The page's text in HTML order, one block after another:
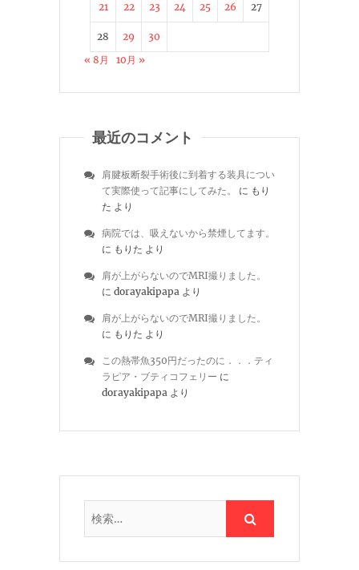
21 22 23 24 25 26 27
28 29
30
« 8月
10月 »
最近のコメント
肩腱板断裂手術後に到着する装具につい
て実際使って記事にしてみた。
に もり
た より
病院では、吸えないから禁煙してます。
に もりた より
肩が上がらないのでMRI撮りました。
に dorayakipapa より
肩が上がらないのでMRI撮りました。
に もりた より
この熱帯魚350円だったのに．．．ティ
ラピア・ブティコフェリー に
dorayakipapa より